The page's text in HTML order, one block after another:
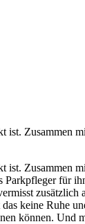
für
keine Ruhe
können. Und